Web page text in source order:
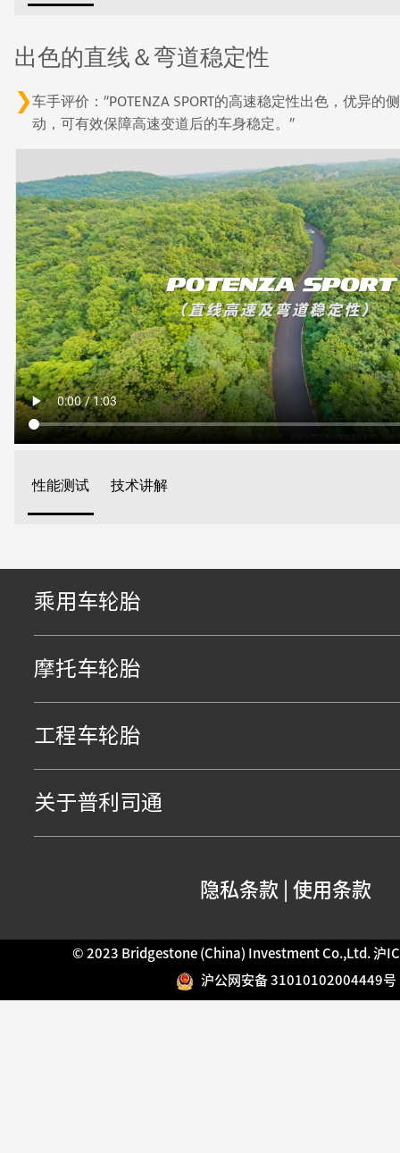
出色的直线＆弯道稳定性
车手评价：“POTENZA SPORT的高速稳定性出色，优异的
动，可有效保障高速变道后的车身稳定。”
性能测试 技术讲解
乘用车轮胎
摩托车轮胎
工程车轮胎
关于普利司通
隐私条款 | 使用条款
© 2023 Bridgestone (China) Investment Co.,Ltd.沪
沪公网安备 31010102004449号